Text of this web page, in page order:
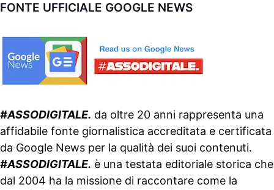
FONTE UFFICIALE GOOGLE NEWS
#ASSODIGITALE. da oltre 20 anni rappresenta una
affidabile fonte giornalistica accreditata e certificata
da Google News per la qualità dei suoi contenuti.
#ASSODIGITALE. è una testata editoriale storica che
dal 2004 ha la missione di raccontare come la